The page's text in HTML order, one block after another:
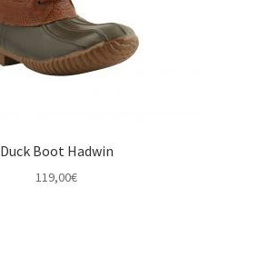
Duck Boot Hadwin
119,00€